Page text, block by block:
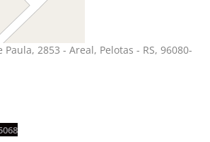
Paula, 2853 - Areal, Pelotas - RS, 96080-